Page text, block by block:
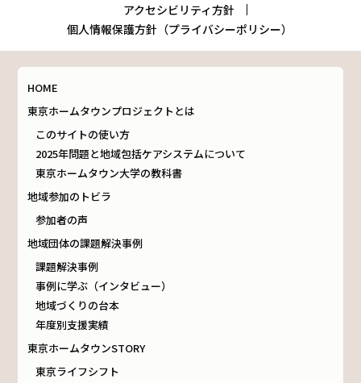
アクセシビリティ方針
個人情報保護方針（プライバシーポリシー）
HOME
東京ホームタウンプロジェクトとは
このサイトの使い方
2025年問題と地域包括ケアシステムについて
東京ホームタウン大学の教科書
地域参加のトビラ
参加者の声
地域団体の課題解決事例
課題解決事例
事例に学ぶ（インタビュー）
地域づくりの台本
年度別支援実績
東京ホームタウンSTORY
東京ライフシフト